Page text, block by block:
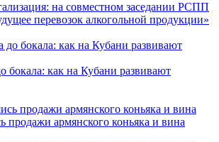
на совместном заседании РСПП
перевозок алкогольной продукции»
бокала: как на Кубани развивают
продажи армянского коньяка и вина